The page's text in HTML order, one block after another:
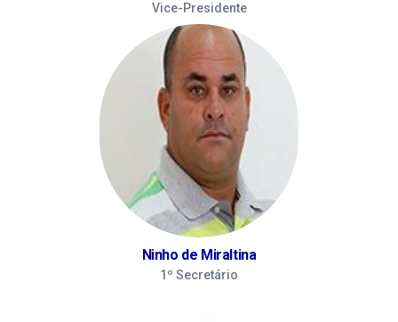
Vice-Presidente
Ninho de Miraltina
1º Secretário